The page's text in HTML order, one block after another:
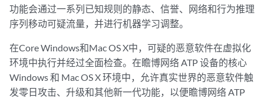
功能会通过一系列已知规则的静态、信誉、网络和行为推理
序列移动可疑流量，并进行机器学习调整。
在Core Windows和Mac OS X中，可疑的恶意软件在虚拟化
环境中执行并经过全面检查。在瞻博网络 ATP 设备的核心
Windows 和 Mac OS X 环境中，允许真实世界的恶意软件触
发零日攻击、升级和其他新一代功能，以便瞻博网络 ATP